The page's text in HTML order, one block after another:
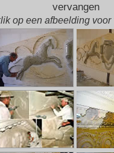
vervangen
op een afbeelding voor